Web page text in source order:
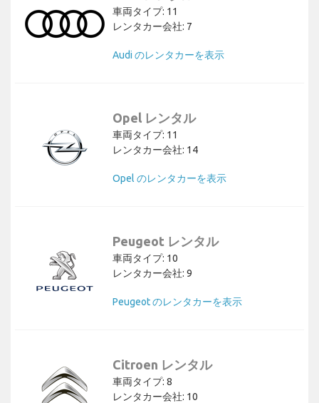
車両タイプ: 11
レンタカー会社: 7
Audi のレンタカーを表示
Opel レンタル
車両タイプ: 11
レンタカー会社: 14
Opel のレンタカーを表示
Peugeot レンタル
車両タイプ: 10
レンタカー会社: 9
Peugeot のレンタカーを表示
Citroen レンタル
車両タイプ: 8
レンタカー会社: 10